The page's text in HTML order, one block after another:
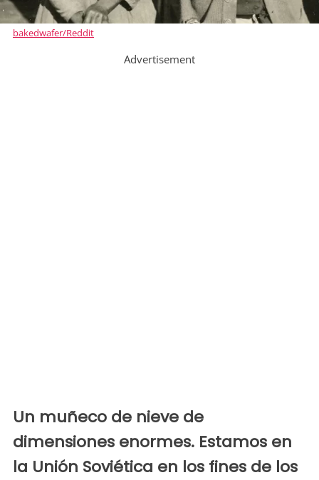
bakedwafer/Reddit
Advertisement
Un muñeco de nieve de
dimensiones enormes. Estamos en
la Unión Soviética en los fines de los